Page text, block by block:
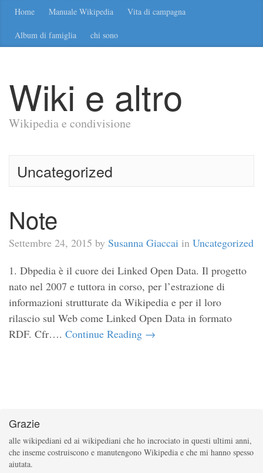
Home Manuale Wikipedia Vita di campagna
Album di famiglia chi sono
Wiki e altro
Wikipedia e condivisione
Uncategorized
Note
Settembre 24, 2015 by Susanna Giaccai in Uncategorized
1. Dbpedia è il cuore dei Linked Open Data. Il progetto
nato nel 2007 e tuttora in corso, per l’estrazione di
informazioni strutturate da Wikipedia e per il loro
rilascio sul Web come Linked Open Data in formato
RDF. Cfr…. Continue Reading →
Grazie
alle wikipediani ed ai wikipediani che ho incrociato in questi ultimi anni,
che inseme costruiscono e manutengono Wikipedia e che mi hanno spesso
aiutata.